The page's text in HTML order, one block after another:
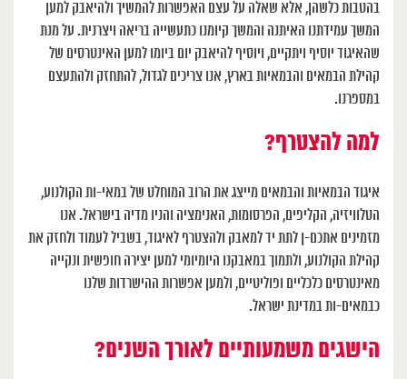
בהטבות כלשהן, אלא שאלה על עצם האפשרות להמשיך ולהיאבק למען
המשך עמידתנו האיתנה והמשך קיומנו כתעשייה בריאה ויצרנית. על מנת
שהאיגוד יוסיף ויתקיים, ויוסיף להיאבק יום ביומו למען האינטרסים של
קהילת הבמאים והבמאיות בארץ, אנו צריכים לגדול, להתחזק ולהתעצם
במספרנו.
למה להצטרף?
איגוד הבמאיות והבמאים מייצג את הרוב המוחלט של במאי-ות הקולנוע,
הטלוויזיה, הקליפים, הפרסומות, האנימציה והניו מדיה בישראל. אנו
מזמינים אתכם-ן לתת יד למאבק ולהצטרף לאיגוד, בשביל לעמוד ולחזק את
קהילת הקולנוע, ולתמוך במאבקנו היומיומי למען יצירה חופשית ונקייה
מאינטרסים כלכליים ופוליטיים, ולמען אפשרות ההישרדות שלנו
כבמאים-ות במדינת ישראל.
הישגים משמעותיים לאורך השנים?